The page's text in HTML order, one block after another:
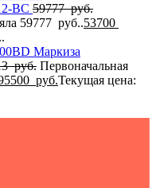
BC 59777руб.
59777 руб..53700
Маркиза
руб. Первоначальная
руб.Текущая цена: